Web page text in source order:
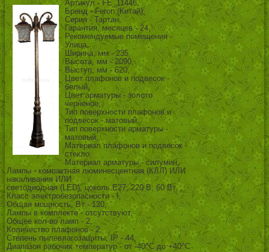
Артикул - FE_11446,
Бренд - Feron (Китай),
Серия - Тартан,
Гарантия, месяцев - 24,
Рекомендуемые помещения -
Улица,
Ширина, мм - 235,
Высота, мм - 2090,
Выступ, мм - 620,
Цвет плафонов и подвесок -
белый,
Цвет арматуры - золото
черненое,
Тип поверхности плафонов и
подвесок - матовый,
Тип поверхности арматуры -
матовый,
Материал плафонов и подвесок -
стекло,
Материал арматуры - силумин,
Лампы - компактная люминесцентная (КЛЛ) ИЛИ
накаливания ИЛИ
светодиодная (LED), цоколь E27; 220 В; 60 Вт, ,
Класс электробезопасности - I,
Общая мощность, Вт - 120,
Лампы в комплекте - отсутствуют,
Общее кол-во ламп - 2,
Количество плафонов - 2,
Степень пылевлагозащиты, IP - 44,
Диапазон рабочих температур - от -40^C до +40^C